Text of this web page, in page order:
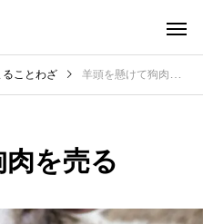
ることわざ 羊頭を懸けて狗肉を売る
を売る